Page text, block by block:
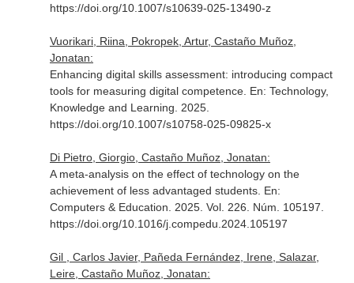
https://doi.org/10.1007/s10639-025-13490-z
Vuorikari, Riina, Pokropek, Artur, Castaño Muñoz,
Jonatan:
Enhancing digital skills assessment: introducing compact
tools for measuring digital competence. En: Technology,
Knowledge and Learning . 2025.
https://doi.org/10.1007/s10758-025-09825-x
Di Pietro, Giorgio, Castaño Muñoz, Jonatan:
A meta-analysis on the effect of technology on the
achievement of less advantaged students. En:
Computers & Education . 2025. Vol. 226. Núm. 105197.
https://doi.org/10.1016/j.compedu.2024.105197
Gil , Carlos Javier, Pañeda Fernández, Irene, Salazar,
Leire, Castaño Muñoz, Jonatan: